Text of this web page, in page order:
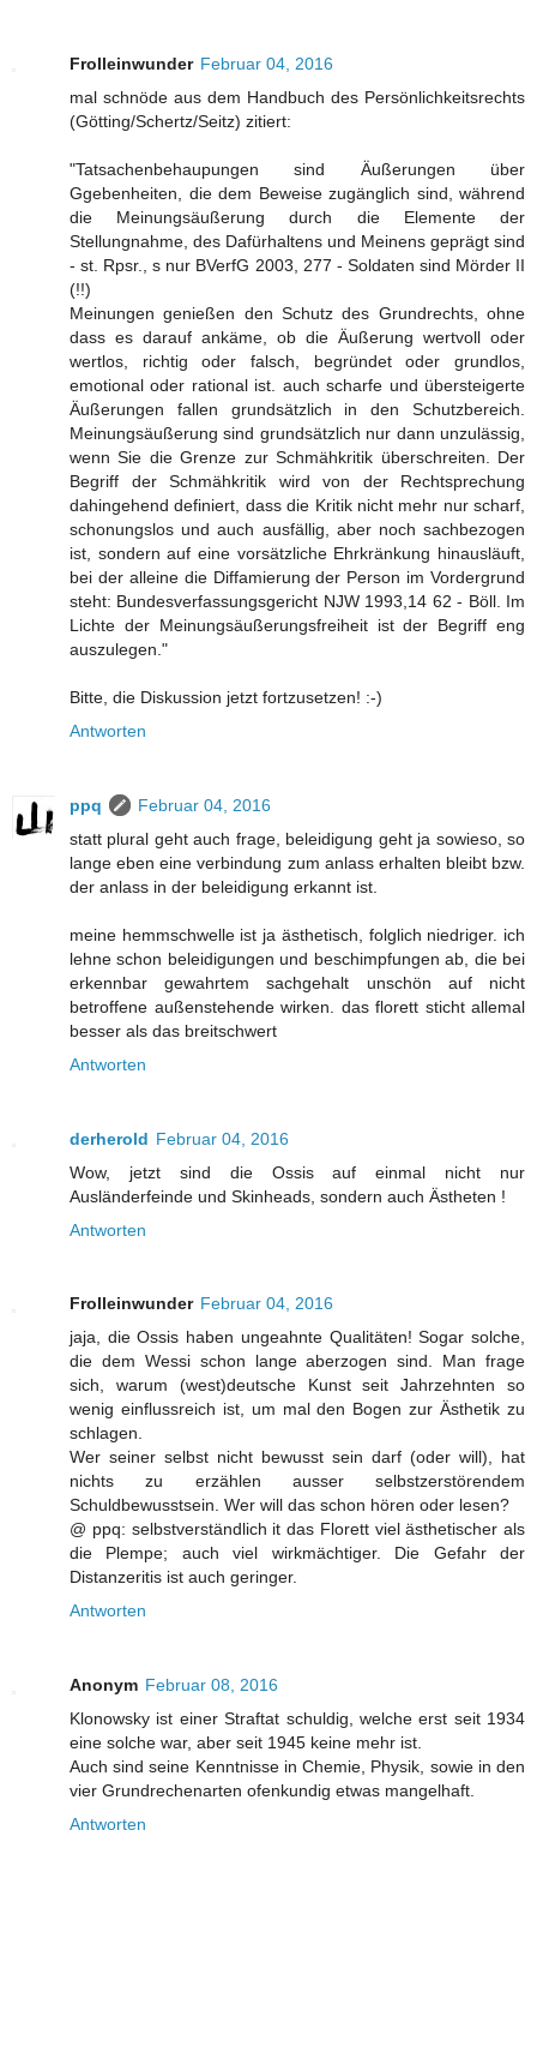
Frolleinwunder Februar 04, 2016
mal schnöde aus dem Handbuch des Persönlichkeitsrechts
(Götting/Schertz/Seitz) zitiert:
"Tatsachenbehaupungen sind Äußerungen über
Ggebenheiten, die dem Beweise zugänglich sind, während
die Meinungsäußerung durch die Elemente der
Stellungnahme, des Dafürhaltens und Meinens geprägt sind
- st. Rpsr., s nur BVerfG 2003, 277 - Soldaten sind Mörder II
(!!)
Meinungen genießen den Schutz des Grundrechts, ohne
dass es darauf ankäme, ob die Äußerung wertvoll oder
wertlos, richtig oder falsch, begründet oder grundlos,
emotional oder rational ist. auch scharfe und übersteigerte
Äußerungen fallen grundsätzlich in den Schutzbereich.
Meinungsäußerung sind grundsätzlich nur dann unzulässig,
wenn Sie die Grenze zur Schmähkritik überschreiten. Der
Begriff der Schmähkritik wird von der Rechtsprechung
dahingehend definiert, dass die Kritik nicht mehr nur scharf,
schonungslos und auch ausfällig, aber noch sachbezogen
ist, sondern auf eine vorsätzliche Ehrkränkung hinausläuft,
bei der alleine die Diffamierung der Person im Vordergrund
steht: Bundesverfassungsgericht NJW 1993,14 62 - Böll. Im
Lichte der Meinungsäußerungsfreiheit ist der Begriff eng
auszulegen."
Bitte, die Diskussion jetzt fortzusetzen! :-)
Antworten
ppq
Februar 04, 2016
statt plural geht auch frage, beleidigung geht ja sowieso, so
lange eben eine verbindung zum anlass erhalten bleibt bzw.
der anlass in der beleidigung erkannt ist.
meine hemmschwelle ist ja ästhetisch, folglich niedriger. ich
lehne schon beleidigungen und beschimpfungen ab, die bei
erkennbar gewahrtem sachgehalt unschön auf nicht
betroffene außenstehende wirken. das florett sticht allemal
besser als das breitschwert
Antworten
derherold Februar 04, 2016
Wow, jetzt sind die Ossis auf einmal nicht nur
Ausländerfeinde und Skinheads, sondern auch Ästheten !
Antworten
Frolleinwunder Februar 04, 2016
jaja, die Ossis haben ungeahnte Qualitäten! Sogar solche,
die dem Wessi schon lange aberzogen sind. Man frage
sich, warum (west)deutsche Kunst seit Jahrzehnten so
wenig einflussreich ist, um mal den Bogen zur Ästhetik zu
schlagen.
Wer seiner selbst nicht bewusst sein darf (oder will), hat
nichts zu erzählen ausser selbstzerstörendem
Schuldbewusstsein. Wer will das schon hören oder lesen?
@ ppq: selbstverständlich it das Florett viel ästhetischer als
die Plempe; auch viel wirkmächtiger. Die Gefahr der
Distanzeritis ist auch geringer.
Antworten
Anonym Februar 08, 2016
Klonowsky ist einer Straftat schuldig, welche erst seit 1934
eine solche war, aber seit 1945 keine mehr ist.
Auch sind seine Kenntnisse in Chemie, Physik, sowie in den
vier Grundrechenarten ofenkundig etwas mangelhaft.
Antworten